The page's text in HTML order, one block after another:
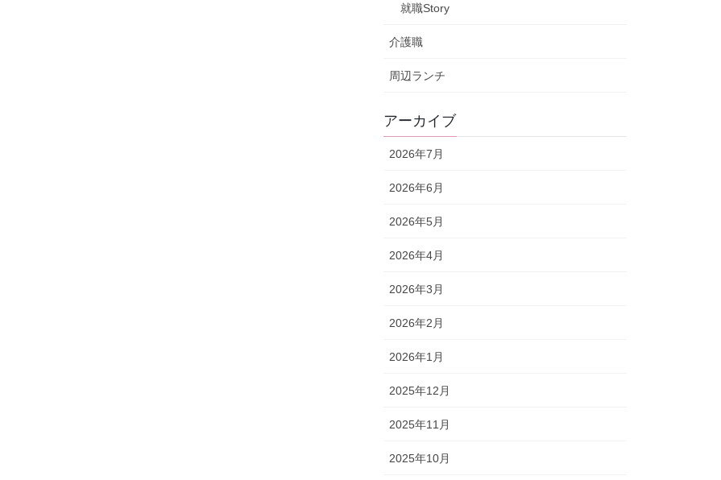
就職Story
介護職
周辺ランチ
アーカイブ
2026年7月
2026年6月
2026年5月
2026年4月
2026年3月
2026年2月
2026年1月
2025年12月
2025年11月
2025年10月